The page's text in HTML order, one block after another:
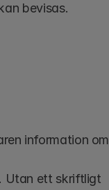
bevisas.
information om
Utan ett skriftligt